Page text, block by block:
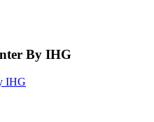
By IHG
IHG